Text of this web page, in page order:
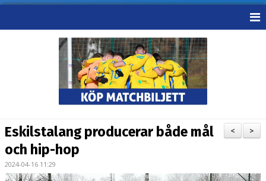
BILDGALLERI
KONTAKT
>
<
Eskilstalang producerar både mål
och hip-hop
2024-04-16 11:29